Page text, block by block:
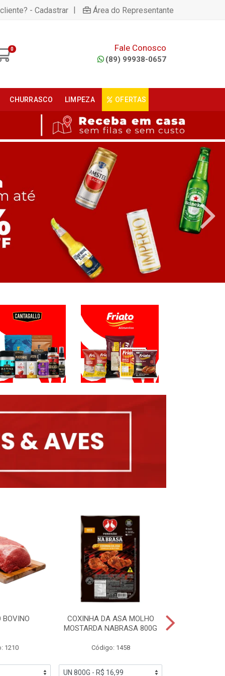
- Cadastrar | Área do Representante
0 Fale Conosco
(89) 99938-0657
CHURRASCO LIMPEZA OFERTAS
BOVINO
1210
COXINHA DA ASA MOLHO
MOSTARDA NABRASA 800G
Código: 1458